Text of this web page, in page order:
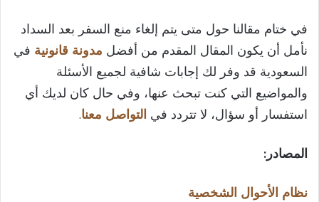
في ختام مقالنا حول متى يتم إلغاء منع السفر بعد السداد
نأمل أن يكون المقال المقدم من أفضل مدونة قانونية في
السعودية قد وفر لك إجابات شافية لجميع الأسئلة
والمواضيع التي كنت تبحث عنها، وفي حال كان لديك أي
استفسار أو سؤال، لا تتردد في التواصل معنا.
المصادر:
نظام الأحوال الشخصية